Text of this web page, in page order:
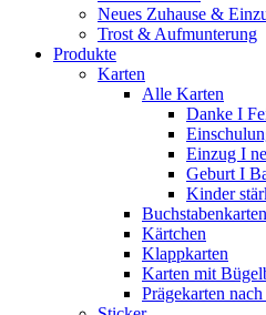
Neues Zuhause &
Trost & Aufmunterung
Produkte
Karten
Alle Karten
Danke I
Einzug I
Geburt I
Kinder
Buchstabenkarten
Kärtchen
Klappkarten
Karten mit
Prägekarten